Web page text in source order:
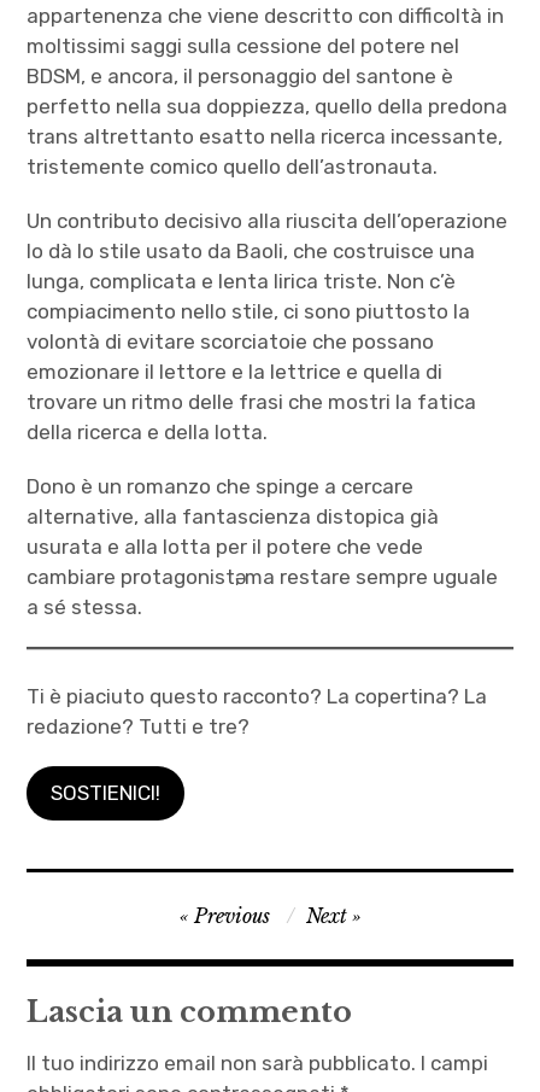
appartenenza che viene descritto con difficoltà in
moltissimi saggi sulla cessione del potere nel
BDSM, e ancora, il personaggio del santone è
perfetto nella sua doppiezza, quello della predona
trans altrettanto esatto nella ricerca incessante,
tristemente comico quello dell’astronauta.
Un contributo decisivo alla riuscita dell’operazione
lo dà lo stile usato da Baoli, che costruisce una
lunga, complicata e lenta lirica triste. Non c’è
compiacimento nello stile, ci sono piuttosto la
volontà di evitare scorciatoie che possano
emozionare il lettore e la lettrice e quella di
trovare un ritmo delle frasi che mostri la fatica
della ricerca e della lotta.
Dono è un romanzo che spinge a cercare
alternative, alla fantascienza distopica già
usurata e alla lotta per il potere che vede
cambiare protagonistә, ma restare sempre uguale
a sé stessa.
Ti è piaciuto questo racconto? La copertina? La
redazione? Tutti e tre?
SOSTIENICI!
,
BDSM
,
Navigazione
articoli
Previous Next
Lascia un commento
Il tuo indirizzo email non sarà pubblicato. I campi